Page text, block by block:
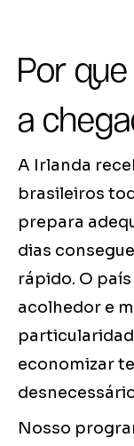
Por
a
A Irlanda
brasileiros
prepara
dias
rápido. O
acolhedor e
economizar
Nosso